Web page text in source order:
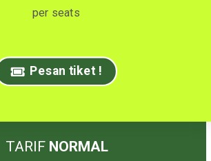
per seats
Pesan tiket !
TARIF NORMAL